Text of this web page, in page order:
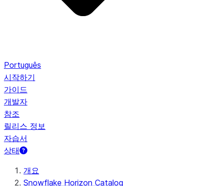
Português
시작하기
가이드
개발자
참조
릴리스 정보
자습서
상태
개요
Snowflake Horizon Catalog